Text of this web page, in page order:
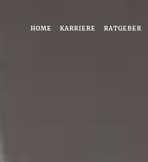
HOME KARRIERE RATGEBER